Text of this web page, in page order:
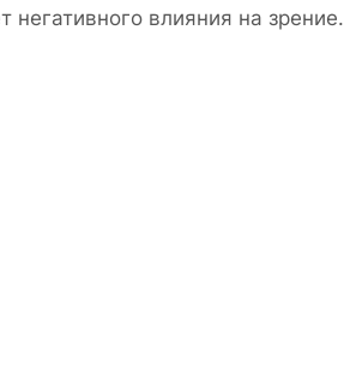
влияния на зрение.